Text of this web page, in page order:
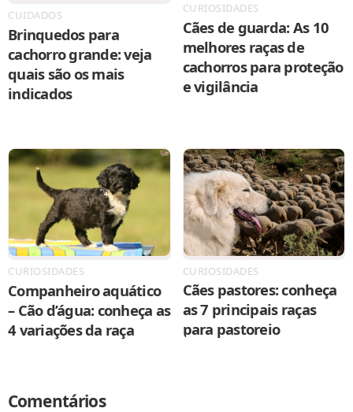
CUIDADOS
Brinquedos para
cachorro grande: veja
quais são os mais
indicados
CURIOSIDADES
Cães de guarda: As 10
melhores raças de
cachorros para proteção
e vigilância
CURIOSIDADES
Companheiro aquático
– Cão d’água: conheça as
4 variações da raça
CURIOSIDADES
Cães pastores: conheça
as 7 principais raças
para pastoreio
Comentários